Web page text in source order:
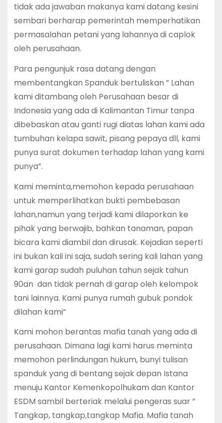
tidak ada jawaban makanya kami datang kesini
sembari berharap pemerintah memperhatikan
permasalahan petani yang lahannya di caplok
oleh perusahaan.
Para pengunjuk rasa datang dengan
membentangkan Spanduk bertuliskan ” Lahan
kami ditambang oleh Perusahaan besar di
Indonesia yang ada di Kalimantan Timur tanpa
dibebaskan atau ganti rugi diatas lahan kami ada
tumbuhan kelapa sawit, pisang pepaya dll, kami
punya surat dokumen terhadap lahan yang kami
punya”.
Kami meminta,memohon kepada perusahaan
untuk memperlihatkan bukti pembebasan
lahan,namun yang terjadi kami dilaporkan ke
pihak yang berwajib, bahkan tanaman, papan
bicara kami diambil dan dirusak. Kejadian seperti
ini bukan kali ini saja, sudah sering kali lahan yang
kami garap sudah puluhan tahun sejak tahun
90an dan tidak pernah di garap oleh kelompok
tani lainnya. Kami punya rumah gubuk pondok
dilahan kami”
Kami mohon berantas mafia tanah yang ada di
perusahaan. Dimana lagi kami harus meminta
memohon perlindungan hukum, bunyi tulisan
spanduk yang di bentang sejak depan Istana
menuju Kantor Kemenkopolhukam dan Kantor
ESDM sambil berteriak melalui pengeras suar ”
Tangkap, tangkap,tangkap Mafia. Mafia tanah